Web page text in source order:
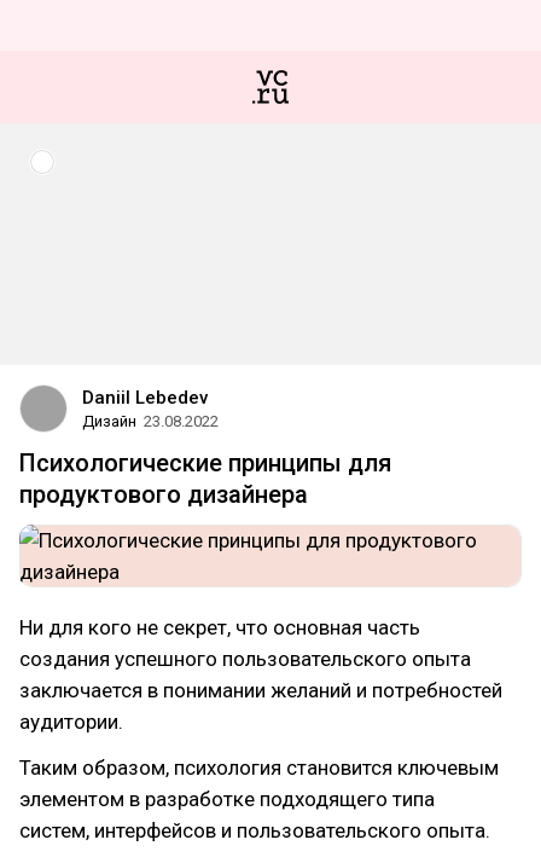
Daniil Lebedev
Дизайн 23.08.2022
Психологические принципы для
продуктового дизайнера
Ни для кого не секрет, что основная часть
создания успешного пользовательского опыта
заключается в понимании желаний и потребностей
аудитории.
Таким образом, психология становится ключевым
элементом в разработке подходящего типа
систем, интерфейсов и пользовательского опыта.